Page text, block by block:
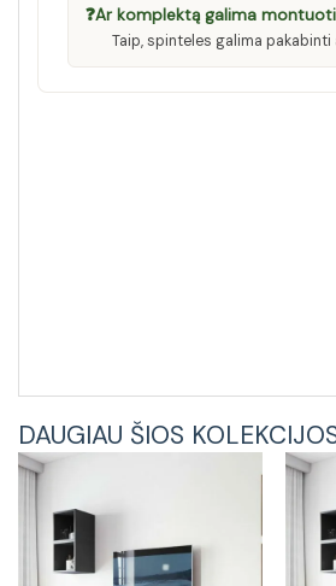
❓Ar komplektą galima
Taip, spinteles galima
DAUGIAU ŠIOS